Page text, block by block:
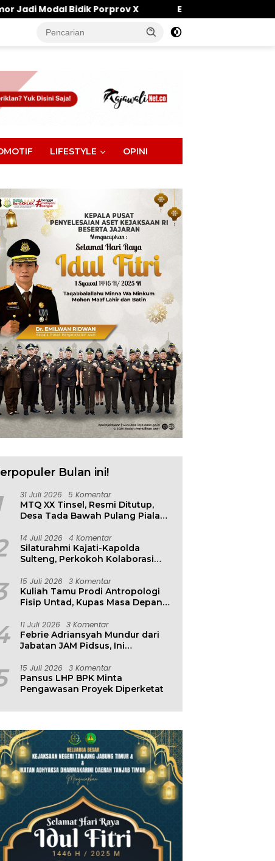
X Efisiensi Anggaran Tak Halangi
LIFESTYLE OPINI
Parimo Gerak Cepat,
Banjir di Desa Air
Warung Makan Dipantai
Khatulistiwa Hangus
Terbakar, Kerugian Ditaksir
Ratusan Juta
Bulan ini!
31 Juli 2026 5 Komentar
MTQ XX Tinsel, Resmi Ditutup,
Desa Tada Bawah Pulang Piala
14 Juli 2026 4 Komentar
Silaturahmi Kajati-Kapolda
Sulteng, Perkokoh Kolaborasi
15 Juli 2026 3 Komentar
Kuliah Tamu Prodi Antropologi
Fisip Untad, Kupas Masa Depan
Lingkungan
11 Juli 2026 3 Komentar
Febrie Adriansyah Mundur dari
Jabatan JAM Pidsus, Ini
15 Juli 2026 3 Komentar
Pansus LHP BPK Minta
Pengawasan Proyek Diperketat